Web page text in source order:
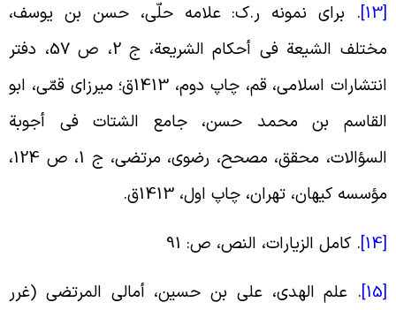
. برای نمونه ر.ک: علامه حلّی، حسن بن یوسف،
مختلف الشیعة فی أحکام الشریعة، ج 2، ص 57، دفتر
انتشارات اسلامی، قم، چاپ دوم، 1413ق؛ میرزای قمّی، ابو
بن محمد حسن، جامع الشتات فی أجوبة
السؤالات، محقق، مصحح، رضوی‌، مرتضی، ج 1، ص 124،
کیهان، تهران، چاپ اول، 1413ق
.
.کامل الزیارات، النص، ص: 91
.علم الهدی، علی بن حسین، أمالی المرتضی (غرر